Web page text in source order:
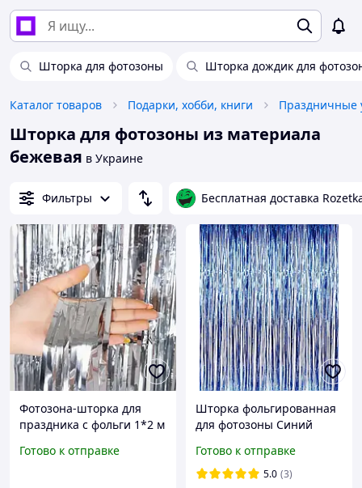
Шторка для фотозоны Шторка дождик для
Каталог товаров Подарки, хобби, книги Праздничные
Шторка для фотозоны из материала
бежевая в Украине
Фильтры Бесплатная доставка
Фотозона-шторка для
праздника с фольги 1*2 м
Готово к отправке
Шторка фольгированная
для фотозоны Синий
Готово к отправке
5.0 (3)